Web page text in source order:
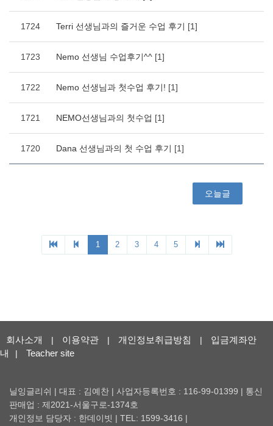
회사소개 | 이용약관 | 개인정보취급방침 |
입금계좌안
내
| Teacher site
닐잉글리쉬 | 대표 : 김예찬 | 사업자등록번호 : 116-99-01399 | 통신
판매업 : 제2021-서울구로-1374호
개인정보 담당자 : 한데이빗 | TEL: 1599-3416 |